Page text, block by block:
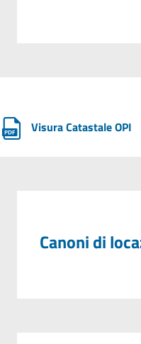
Visura Catastale OPI
Canoni di